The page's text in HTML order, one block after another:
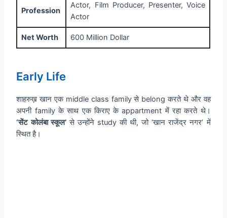
Profession
Actor, Film Producer, Presenter, Voice
Actor
Net Worth 600 Million Dollar
Early Life
शाहरुख़ खान एक middle class family से belong करते थे और वह
अपनी family के साथ एक किराए के appartment में रहा करते थे।
‘सेंट कोलंबा स्कूल’से उन्होंने study की थी, जो ‘खान राजेंद्र नगर’ में
स्थित है।